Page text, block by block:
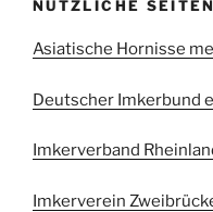
NÜTZLICHE SEITEN
Asiatische Hornisse
Deutscher Imkerbund
Imkerverband
Imkerverein